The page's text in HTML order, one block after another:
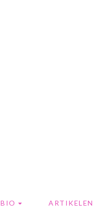
BIO ARTIKELEN